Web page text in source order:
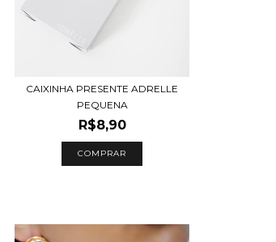
CAIXINHA PRESENTE ADRELLE
PEQUENA
R$8,90